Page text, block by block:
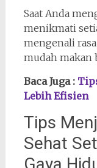
Saat Anda
menikmati
mengenali
mudah makan
Baca Juga :
Lebih Efisien
Tips
Sehat
Gaya